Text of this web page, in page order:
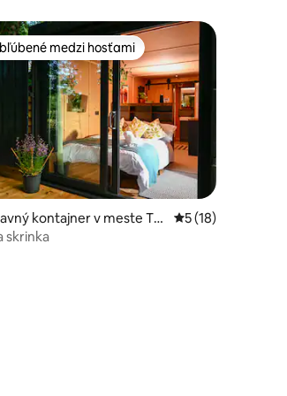
5 z 5, počet hodnotení: 7
medzi hosťami
medzi hosťami
kontajner v meste Th
Priemerné
5 (18)
skrinka